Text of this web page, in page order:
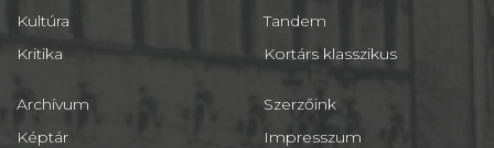
Kultúra
Kritika
Tandem
Kortárs klasszikus
Archívum
Képtár
Szerzőink
Impresszum